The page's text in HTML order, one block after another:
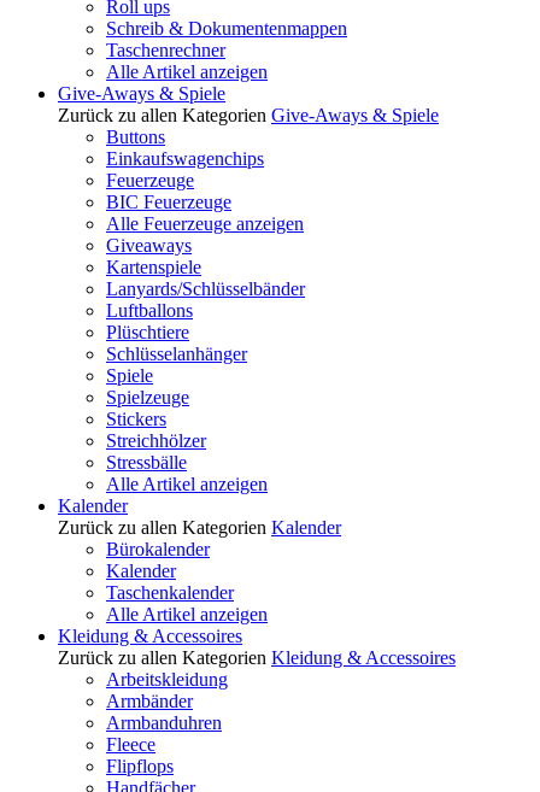
Roll ups
Schreib & Dokumentenmappen
Taschenrechner
Alle Artikel anzeigen
Give-Aways & Spiele
Zurück zu allen Kategorien Give-Aways & Spiele
Buttons
Einkaufswagenchips
Feuerzeuge
BIC Feuerzeuge
Alle Feuerzeuge anzeigen
Giveaways
Kartenspiele
Lanyards/Schlüsselbänder
Luftballons
Plüschtiere
Schlüsselanhänger
Spiele
Spielzeuge
Stickers
Streichhölzer
Stressbälle
Alle Artikel anzeigen
Kalender
Zurück zu allen Kategorien Kalender
Bürokalender
Kalender
Taschenkalender
Alle Artikel anzeigen
Kleidung & Accessoires
Zurück zu allen Kategorien Kleidung & Accessoires
Arbeitskleidung
Armbänder
Armbanduhren
Fleece
Flipflops
Handfächer